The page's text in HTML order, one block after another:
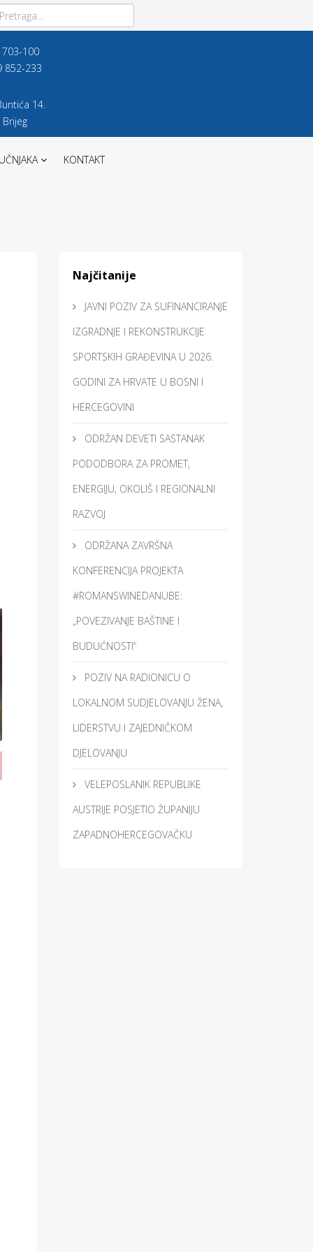
100
852-233
14.
KONTAKT
Najčitanije
JAVNI POZIV ZA SUFINANCIRANJE
IZGRADNJE I REKONSTRUKCIJE
SPORTSKIH GRAĐEVINA U 2026.
GODINI ZA HRVATE U BOSNI I
HERCEGOVINI
ODRŽAN DEVETI SASTANAK
PODODBORA ZA PROMET,
ENERGIJU, OKOLIŠ I REGIONALNI
RAZVOJ
ODRŽANA ZAVRŠNA
KONFERENCIJA PROJEKTA
#ROMANSWINEDANUBE:
„POVEZIVANJE BAŠTINE I
BUDUĆNOSTI“
POZIV NA RADIONICU O
LOKALNOM SUDJELOVANJU ŽENA,
LIDERSTVU I ZAJEDNIČKOM
DJELOVANJU
VELEPOSLANIK REPUBLIKE
AUSTRIJE POSJETIO ŽUPANIJU
ZAPADNOHERCEGOVAČKU